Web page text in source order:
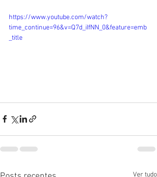
https://www.youtube.com/watch?
time_continue=96&v=Q7d_iIfNN_0&feature=emb
_title
Ver tudo